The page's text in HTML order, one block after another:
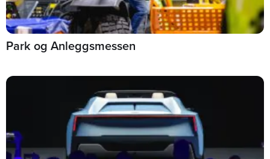
Park og Anleggsmessen